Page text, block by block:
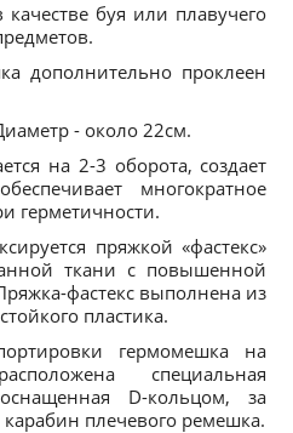
буя или плавучего
дополнительно проклеен
- около 22см.
на 2-3 оборота, создает
многократное
герметичности.
пряжкой «фастекс»
ткани с повышенной
фастекс выполнена из
пластика.
гермомешка на
специальная
D-кольцом, за
карабин плечевого ремешка.